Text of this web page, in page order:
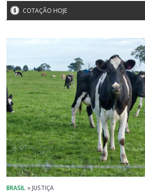
COTAÇÃO HOJE